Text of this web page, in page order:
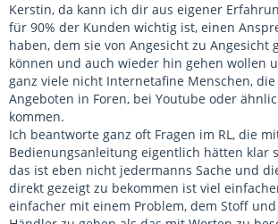
Kerstin, da kann ich dir aus eigener
für 90% der Kunden wichtig ist, einen
haben, dem sie von Angesicht zu Angesicht
können und auch wieder hin gehen wollen
ganz viele nicht Internetafine Menschen,
Angeboten in Foren, bei Youtube oder
kommen.
Ich beantworte ganz oft Fragen im RL, die
Bedienungsanleitung eigentlich hätten klar
das ist eben nicht jedermanns Sache und
direkt gezeigt zu bekommen ist viel
einfacher mit einem Problem, dem Stoff